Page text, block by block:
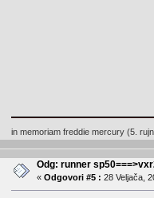
in memoriam freddie mercury (5.
Odg: runner
« Odgovori #5 : 28 Veljača,